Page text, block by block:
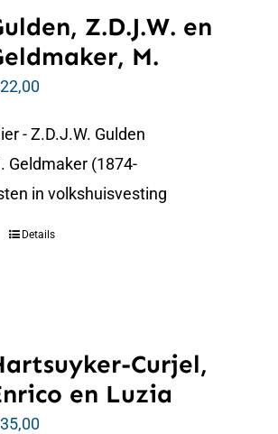
Z.D.J.W. en
M.
- Z.D.J.W. Gulden
Geldmaker (1874-
in volkshuisvesting
Details
Curjel,
en Luzia